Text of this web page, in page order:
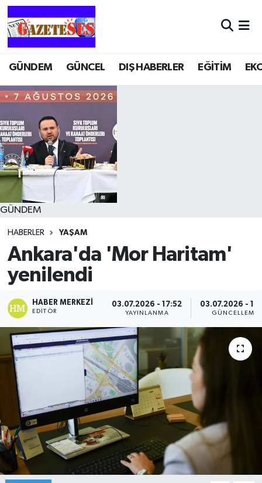
GÜNDEM GÜNCEL DIŞ HABERLER EĞİTİM
GÜNDEM
HABERLER YAŞAM
Ankara'da 'Mor Haritam'
yenilendi
HABER MERKEZI
EDITÖR
03.07.2026 - 17:52
YAYINLANMA
03.07.2026 -
GÜNCELLEME